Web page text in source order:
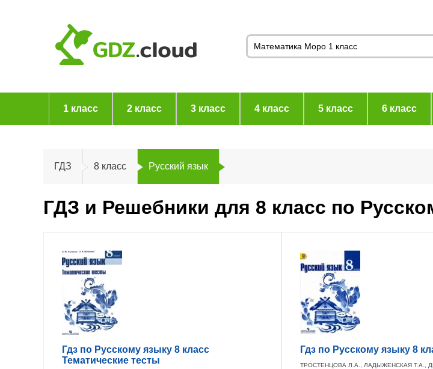
1 класс 2 класс 3 класс 4 класс 5 класс 6 класс
ГДЗ 8 класс Русский язык
ГДЗ и Решебники для 8 класс по
Гдз по Русскому языку 8 класс
Тематические тесты
Гдз по Русскому языку 8
ТРОСТЕНЦОВА Л.А., ЛАДЫЖЕНСКАЯ Т.А.,